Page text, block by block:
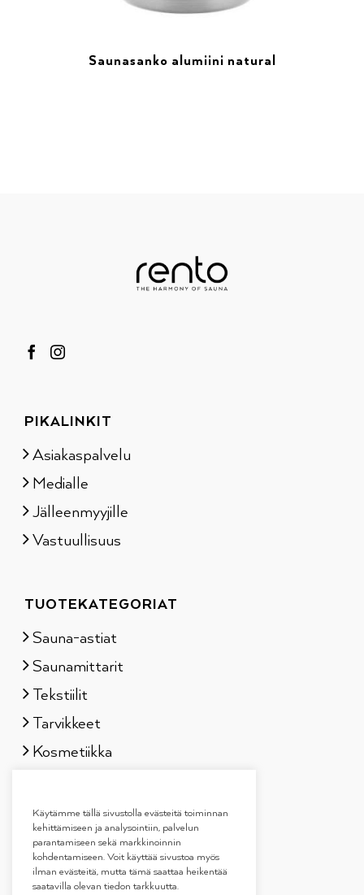
Saunasanko alumiini natural
PIKALINKIT
Asiakaspalvelu
Medialle
Jälleenmyyjille
Vastuullisuus
TUOTEKATEGORIAT
Sauna-astiat
Saunamittarit
Tekstiilit
Tarvikkeet
Kosmetiikka
Lahjapakkaukset
Käytämme tällä sivustolla evästeitä toiminnan
kehittämiseen ja analysointiin, palvelun
parantamiseen sekä markkinoinnin
kohdentamiseen. Voit käyttää sivustoa myös
ilman evästeitä, mutta tämä saattaa heikentää
saatavilla olevan tiedon tarkkuutta.